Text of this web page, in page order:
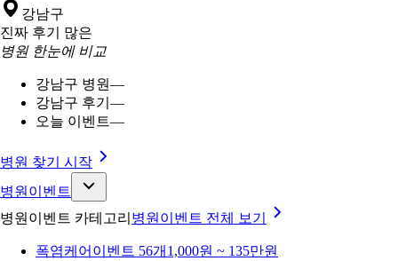
강남구
진짜 후기 많은
병원 한눈에 비교
강남구 병원—
강남구 후기 —
오늘 이벤트—
병원 찾기 시작
병원이벤트
병원이벤트 카테고리 병원이벤트 전체 보기
폭염케어 이벤트 56개 1,000원 ~ 135만원